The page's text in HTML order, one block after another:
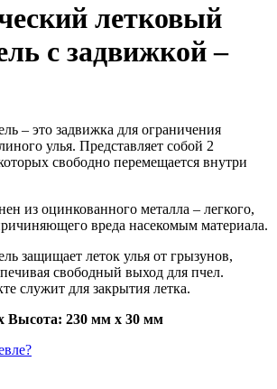
летковый
с задвижкой –
– это задвижка для ограничения
улья. Представляет собой 2
свободно перемещается внутри
из оцинкованного металла – легкого,
вреда насекомым материала.
защищает леток улья от грызунов,
свободный выход для пчел.
служит для закрытия летка.
Высота: 230 мм x 30 мм